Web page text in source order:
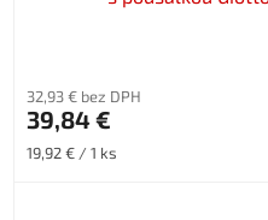
32,93 € bez DPH
39,84 €
Jednotková
19,92 € / 1 ks